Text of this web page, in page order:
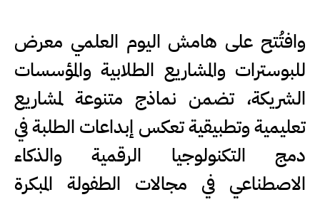
وافتُتح على هامش اليوم العلمي معرض
للبوسترات والمشاريع الطلابية والمؤسسات
الشريكة، تضمن نماذج متنوعة لمشاريع
تعليمية وتطبيقية تعكس إبداعات الطلبة في
دمج التكنولوجيا الرقمية والذكاء
الاصطناعي في مجالات الطفولة المبكرة